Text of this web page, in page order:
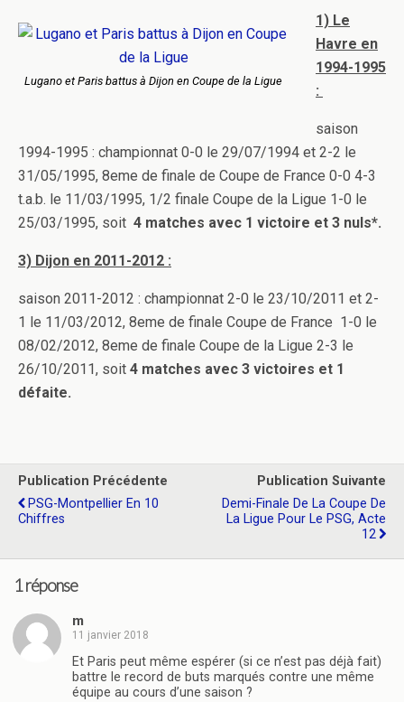
Lugano et Paris battus à Dijon en Coupe de la Ligue
1) Le
Havre en
1994-1995
:
saison
1994-1995 : championnat 0-0 le 29/07/1994 et 2-2 le
31/05/1995, 8eme de finale de Coupe de France 0-0 4-3
t.a.b. le 11/03/1995, 1/2 finale Coupe de la Ligue 1-0 le
25/03/1995, soit 4 matches avec 1 victoire et 3 nuls*.
3) Dijon en 2011-2012 :
saison 2011-2012 : championnat 2-0 le 23/10/2011 et 2-
1 le 11/03/2012, 8eme de finale Coupe de France 1-0 le
08/02/2012, 8eme de finale Coupe de la Ligue 2-3 le
26/10/2011, soit 4 matches avec 3 victoires et 1
défaite.
Publication Précédente
PSG-Montpellier En 10
Chiffres
Publication Suivante
Demi-Finale De La Coupe De
La Ligue Pour Le PSG, Acte
12
1 réponse
m
11 janvier 2018
Et Paris peut même espérer (si ce n’est pas déjà fait)
battre le record de buts marqués contre une même
équipe au cours d’une saison ?